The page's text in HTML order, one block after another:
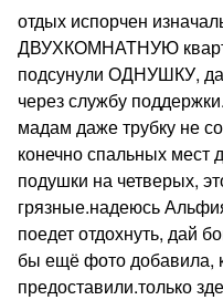
отдых испорчен
ДВУХКОМНАТНУЮ
подсунули ОДНУШКУ,
через службу
мадам даже трубку не
конечно спальных мест
подушки на четверых,
грязные.надеюсь
поедет отдохнуть, дай
бы ещё фото добавила,
предоставили.только